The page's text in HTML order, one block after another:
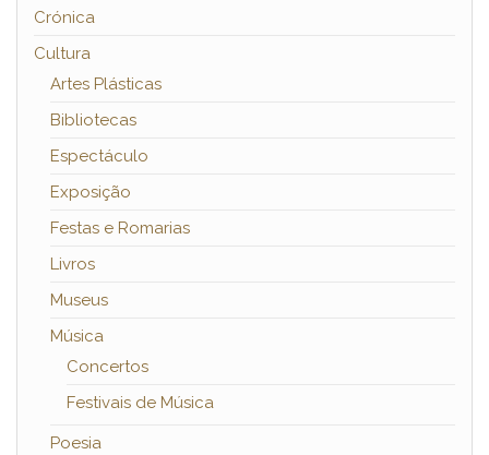
Crónica
Cultura
Artes Plásticas
Bibliotecas
Espectáculo
Exposição
Festas e Romarias
Livros
Museus
Música
Concertos
Festivais de Música
Poesia